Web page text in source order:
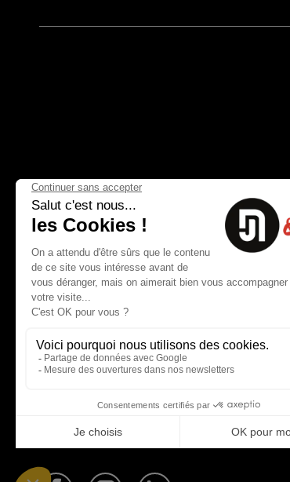
Nous contacter
8 rue du capitaine Jean Croisa
13009 Marseille